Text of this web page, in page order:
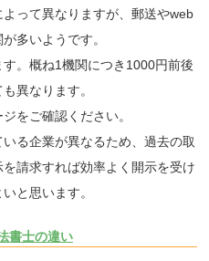
って異なりますが、郵送やweb
多いようです。
。概ね1機関につき1000円前後
異なります。
をご確認ください。
る企業が異なるため、過去の取
請求すれば効率よく開示を受け
と思います。
書士の違い